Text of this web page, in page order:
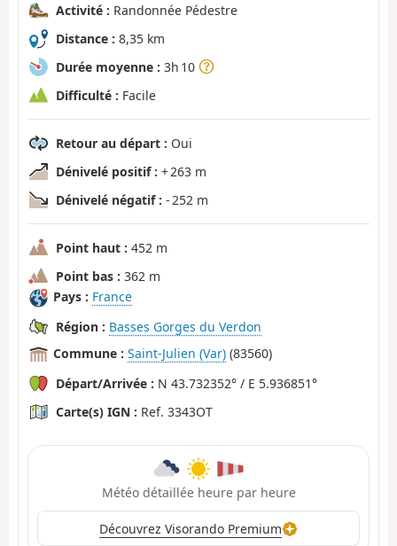
Activité : Randonnée Pédestre
Distance : 8,35 km
Durée moyenne : 3h 10
Difficulté : Facile
Retour au départ : Oui
Dénivelé positif : + 263 m
Dénivelé négatif : - 252 m
Point haut : 452 m
Point bas : 362 m
Pays : France
Région : Basses Gorges du Verdon
Commune : Saint-Julien (Var) (83560)
Départ/Arrivée : N 43.732352° / E 5.936851°
Carte(s) IGN : Ref. 3343OT
Météo détaillée heure par heure
Découvrez Visorando Premium